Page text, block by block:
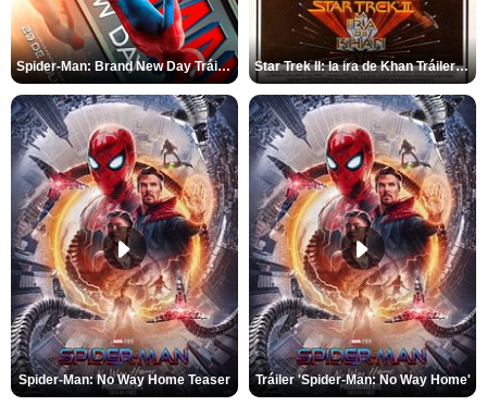
Spider-Man: Brand New Day Tráiler (3) Star Trek II: la ira de Khan Tráiler VO
Spider-Man: No Way Home Teaser Tráiler 'Spider-Man: No Way Home'